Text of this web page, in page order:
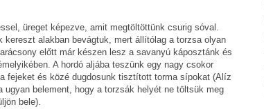
üreget képezve, amit megtöltöttünk csurig sóval.
kereszt alakban bevágtuk, mert állítólag a torzsa olyan
előtt már készen lesz a savanyú káposztánk és
A hordó aljába teszünk egy nagy csokor
fejeket és közé dugdosunk tisztított torma sípokat (Alíz
belement, hogy a torzsák helyét ne töltsük meg
bele).